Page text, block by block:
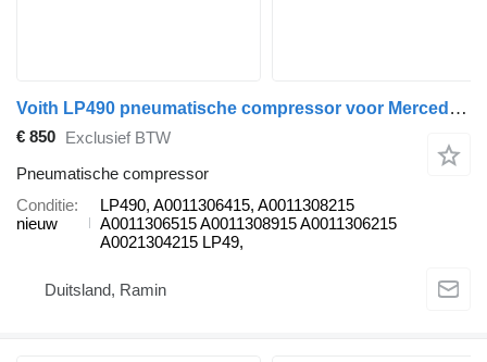
Voith LP490 pneumatische compressor voor Mercedes-Benz ACTROS MP4 trekker
€ 850 Exclusief BTW
Pneumatische compressor
Conditie
nieuw
LP490, A0011306415, A0011308215
A0011306515 A0011308915 A0011306215
A0021304215 LP49,
Duitsland, Ramin